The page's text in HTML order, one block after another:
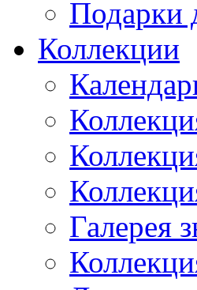
Подарки
Коллекции
Галерея